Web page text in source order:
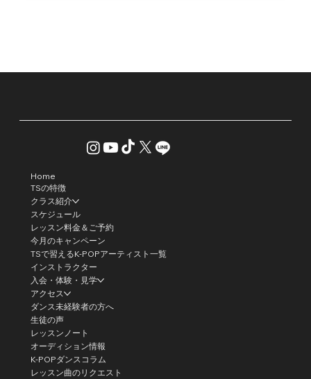
Home
TSの特徴
クラス紹介
スケジュール
レッスン料金＆ご予約
今月のキャンペーン
TSで習えるK-POPアーティスト一覧
インストラクター
入会・体験・見学
アクセス
ダンス未経験者の方へ
生徒の声
レッスンノート
オーディション情報
K-POPダンスコラム
レッスン曲のリクエスト